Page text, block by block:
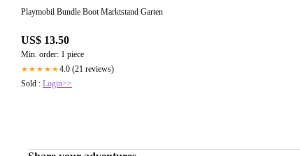
Playmobil Bundle Boot Marktstand Garten
US$ 13.50
Min. order: 1 piece
★★★★★4.0 (21 reviews)
Sold : Login>>